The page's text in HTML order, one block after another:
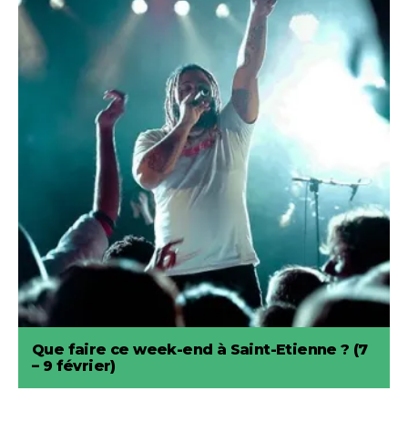
Que faire ce week-end à Saint-Etienne ? (7
– 9 février)